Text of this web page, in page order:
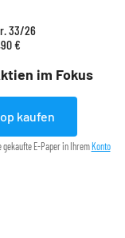
im Fokus
33/26
€
kaufen
gekaufte E-Paper in IhremKonto